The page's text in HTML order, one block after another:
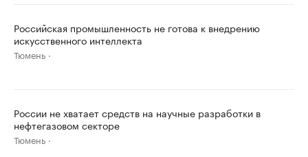
Российская промышленность не готова к внедрению
искусственного интеллекта
Тюмень
России не хватает средств на научные разработки в
нефтегазовом секторе
Тюмень